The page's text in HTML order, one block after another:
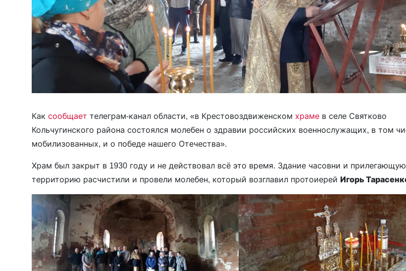
Как сообщает телеграм-канал области, «в Крестовоздвиженском храме в селе Святково
Кольчугинского района состоялся молебен о здравии российских военнослужащих, в том
мобилизованных, и о победе нашего Отечества».
Храм был закрыт в 1930 году и не действовал всё это время. Здание часовни и прилегающую
территорию расчистили и провели молебен, который возглавил протоиерей Игорь